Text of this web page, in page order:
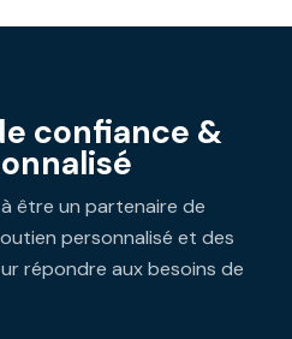
confiance &
être un partenaire de
personnalisé et des
répondre aux besoins de